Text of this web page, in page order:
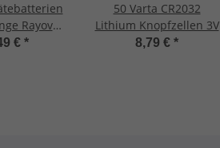
Rayovac
€ *
50 Varta CR2032
Lithium Knopfzellen 3V
8,79 € *